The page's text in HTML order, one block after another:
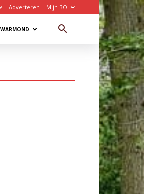
Adverteren Mijn BO
WARMOND